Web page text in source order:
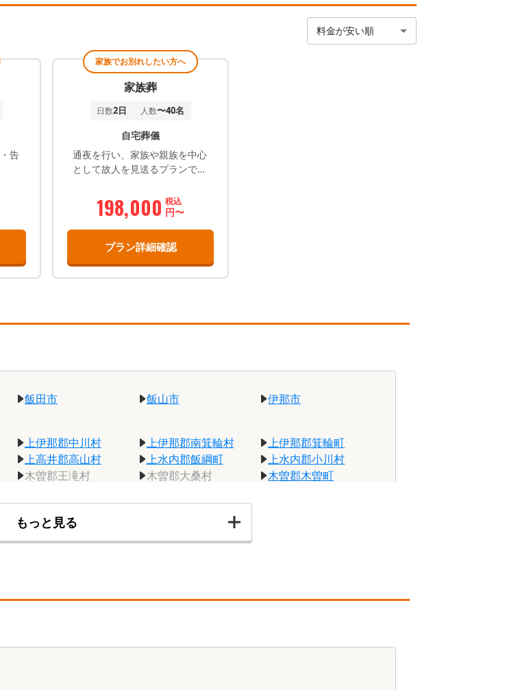
料金が安い順
告
家族でお別れしたい方へ
家族葬
日数2日 人数〜40名
自宅葬儀
通夜を行い、家族や親族を中心
として故人を見送るプランで
（通夜.納棺の儀式.出棺の儀式.
火葬式.収骨式.告別式）2日間か
ける方も居ます。 火葬の間ま
で故人様とゆっくり過ごした
い。 遺族様の手で棺のお顔の
周りに花で飾りたい 好きな服
市・安曇野市限定になります。
198,000 税込
円〜
プラン詳細確認
飯田市 飯山市
伊那市
上伊那郡中川村 上伊那郡南箕輪村
上伊那郡箕輪町
上高井郡高山村 上水内郡飯綱町
上水内郡小川村
木曽郡王滝村 木曽郡大桑村
木曽郡木曽町
北佐久郡立科町 北佐久郡御代田町
下水内郡栄村 諏訪郡下諏訪町
諏訪郡原村
東御市 千曲市
茅野市
もっと見る